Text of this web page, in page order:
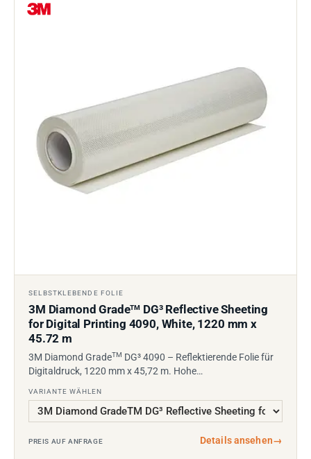
SELBSTKLEBENDE FOLIE
3M Diamond GradeTM DG³ Reflective Sheeting
for Digital Printing 4090, White, 1220 mm x
45.72 m
3M Diamond GradeTM DG³ 4090 – Reflektierende Folie für
Digitaldruck, 1220 mm x 45,72 m. Hohe…
VARIANTE WÄHLEN
PREIS AUF ANFRAGE Details ansehen→